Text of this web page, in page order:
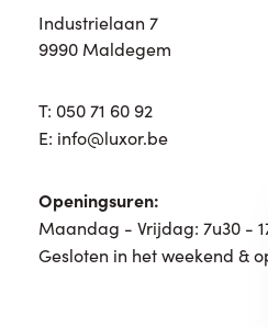
Industrielaan 7
9990 Maldegem
T: 050 71 60 92
E: info@luxor.be
Openingsuren:
Maandag - Vrijdag: 7u30 -
Gesloten in het weekend &